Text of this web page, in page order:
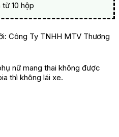
từ 10 hộp
Công Ty TNHH MTV Thương
nữ mang thai không được
thì không lái xe.